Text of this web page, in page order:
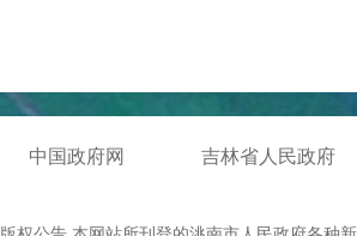
中国政府网 吉林省人民政府